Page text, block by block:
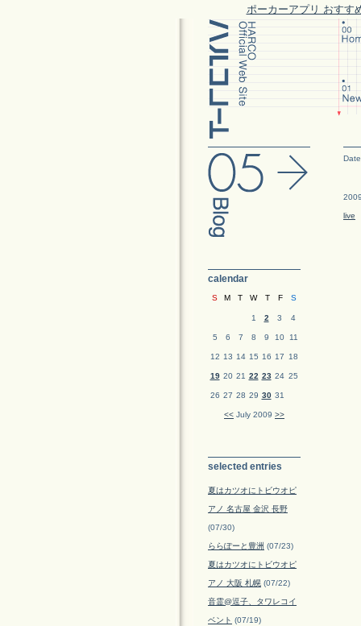
ポーカーアプリ おすす
Date
live
calendar
S M T W T F S
1 2 3 4
5 6 7 8 9 10 11
12 13 14 15 16 17 18
19 20 21 22 23 24 25
26 27 28 29 30 31
<< July 2009 >>
selected entries
夏はカツオにトビウオピ
アノ 名古屋 金沢 長野
(07/30)
ららぽーと豊洲 (07/23)
夏はカツオにトビウオピ
アノ 大阪 札幌 (07/22)
音霊@逗子、タワレコイ
ベント (07/19)